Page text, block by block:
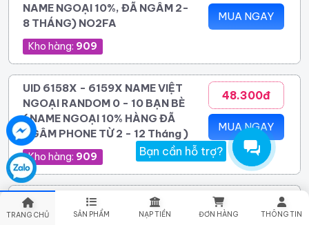
Bạn cần hỗ trợ?
TRANG CHỦ SẢN PHẨM NẠP TIỀN ĐƠN HÀNG THÔNG TIN
NAME NGOẠI 10%, ĐÃ NGÂM 2-
8 THÁNG) NO2FA
Kho hàng: 909
MUA NGAY
UID 6158X - 6159X NAME VIỆT
NGOẠI RANDOM 0 - 10 BẠN BÈ
( NAME NGOẠI 10% HÀNG ĐÃ
NGÂM PHONE TỪ 2 - 12 Tháng )
Kho hàng: 909
48.300đ
MUA NGAY
Vie 2025 - 2026 - 2FA - add
hotmailtrust - cực trâu .Trên 18 Tuổi
60.400đ